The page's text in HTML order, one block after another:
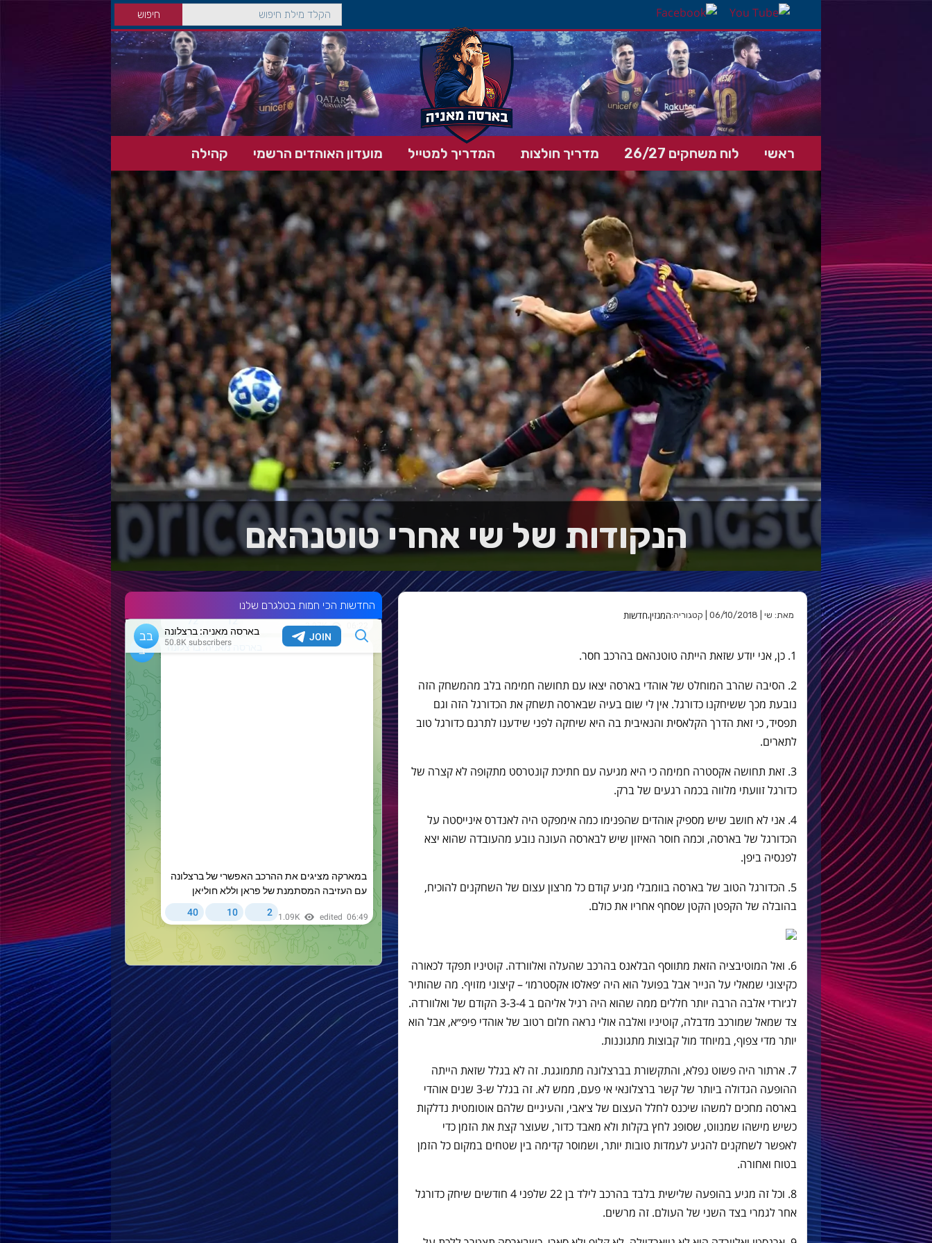
ראשי לוח משחקים 26/27 מדריך חולצות המדריך למטייל מועדון האוהדים הרשמי קהילה
הנקודות של שי אחרי טוטנהאם
מאת: שי | 06/10/2018 | קטגוריה: המגזין,חדשות
1. כן, אני יודע שזאת הייתה טוטנהאם בהרכב חסר.
2. הסיבה שהרב המוחלט של אוהדי בארסה יצאו עם תחושה חמימה בלב מהמשחק הזה
נובעת מכך ששיחקנו כדורגל. אין לי שום בעיה שבארסה תשחק את הכדורגל הזה וגם
תפסיד, כי זאת הדרך הקלאסית והנאיבית בה היא שיחקה לפני שידענו לתרגם כדורגל טוב
לתארים.
3. זאת תחושה אקסטרה חמימה כי היא מגיעה עם חתיכת קונטרסט מתקופה לא קצרה של
כדורגל זוועתי מלווה בכמה רגעים של ברק.
4. אני לא חושב שיש מספיק אוהדים שהפנימו כמה אימפקט היה לאנדרס אינייסטה על
הכדורגל של בארסה, וכמה חוסר האיזון שיש לבארסה העונה נובע מהעובדה שהוא יצא
לפנסיה ביפן.
5. הכדורגל הטוב של בארסה בוומבלי מגיע קודם כל מרצון עצום של השחקנים להוכיח,
בהובלה של הקפטן הקטן שסחף אחריו את כולם.
6. ואל המוטיבציה הזאת מתווסף הבלאנס בהרכב שהעלה ואלוורדה. קוטיניו תפקד לכאורה
כקיצוני שמאלי על הנייר אבל בפועל הוא היה ׳פאלסו אקסטרמו׳ – קיצוני מזויף. מה שהותיר
לג׳ורדי אלבה הרבה יותר חללים ממה שהוא היה רגיל אליהם ב 3-3-4 הקודם של ואלוורדה.
צד שמאל שמורכב מדבלה, קוטיניו ואלבה אולי נראה חלום רטוב של אוהדי פיפ״א, אבל הוא
יותר מדי צפוף, במיוחד מול קבוצות מתגוננות.
7. ארתור היה פשוט נפלא, והתקשורת בברצלונה מתמוגגת. זה לא בגלל שזאת הייתה
ההופעה הגדולה ביותר של קשר ברצלונאי אי פעם, ממש לא. זה בגלל ש-3 שנים אוהדי
בארסה מחכים למשהו שיכנס לחלל העצום של צ׳אבי, והעיניים שלהם אוטומטית נדלקות
כשיש מישהו שמנווט, שסופג לחץ בקלות ולא מאבד כדור, שעוצר קצת את הזמן כדי
לאפשר לשחקנים להגיע לעמדות טובות יותר, ושמוסר קדימה בין שטחים במקום כל הזמן
בטוח ואחורה.
8. וכל זה מגיע בהופעה שלישית בלבד בהרכב לילד בן 22 שלפני 4 חודשים שיחק כדורגל
אחר לגמרי בצד השני של העולם. זה מרשים.
החדשות הכי חמות בטלגרם שלנו